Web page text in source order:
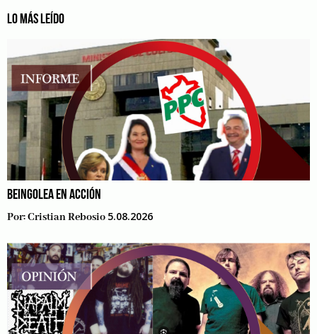
LO MÁS LEÍDO
BEINGOLEA EN ACCIÓN
Por:Cristian Rebosio 5.08.2026